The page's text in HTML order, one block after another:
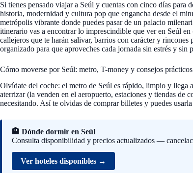
Si tienes pensado viajar a Seúl y cuentas con cinco días para
historia, modernidad y cultura pop que engancha desde el
metrópolis vibrante donde puedes pasar de un palacio
itinerario vas a encontrar lo imprescindible que ver en Seúl
callejeros que te harán salivar, barrios con carácter y
organizado para que aproveches cada jornada sin estrés y sin
Cómo moverse por Seúl: metro, T-money y consejos prácticos
Olvídate del coche: el metro de Seúl es rápido, limpio y llega
aterrizar (la venden en el aeropuerto, estaciones y tiendas de
necesitando. Así te olvidas de comprar billetes y puedes
🏨 Dónde dormir en Seúl
Consulta disponibilidad y precios actualizados —
Ver hoteles disponibles →